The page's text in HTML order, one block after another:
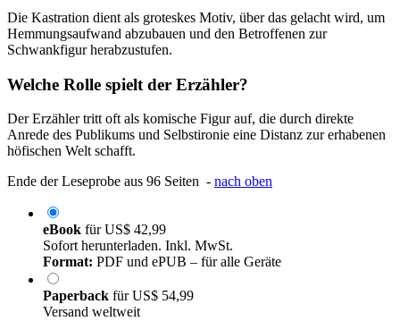
Die Kastration dient als groteskes Motiv, über das gelacht wird, um
Hemmungsaufwand abzubauen und den Betroffenen zur
Schwankfigur herabzustufen.
Welche Rolle spielt der Erzähler?
Der Erzähler tritt oft als komische Figur auf, die durch direkte
Anrede des Publikums und Selbstironie eine Distanz zur erhabenen
höfischen Welt schafft.
Ende der Leseprobe aus 96 Seiten - nach oben
eBook fürUS$ 42,99
Sofort herunterladen. Inkl. MwSt.
Format: PDF und ePUB – für alle Geräte
Paperback fürUS$ 54,99
Versand weltweit